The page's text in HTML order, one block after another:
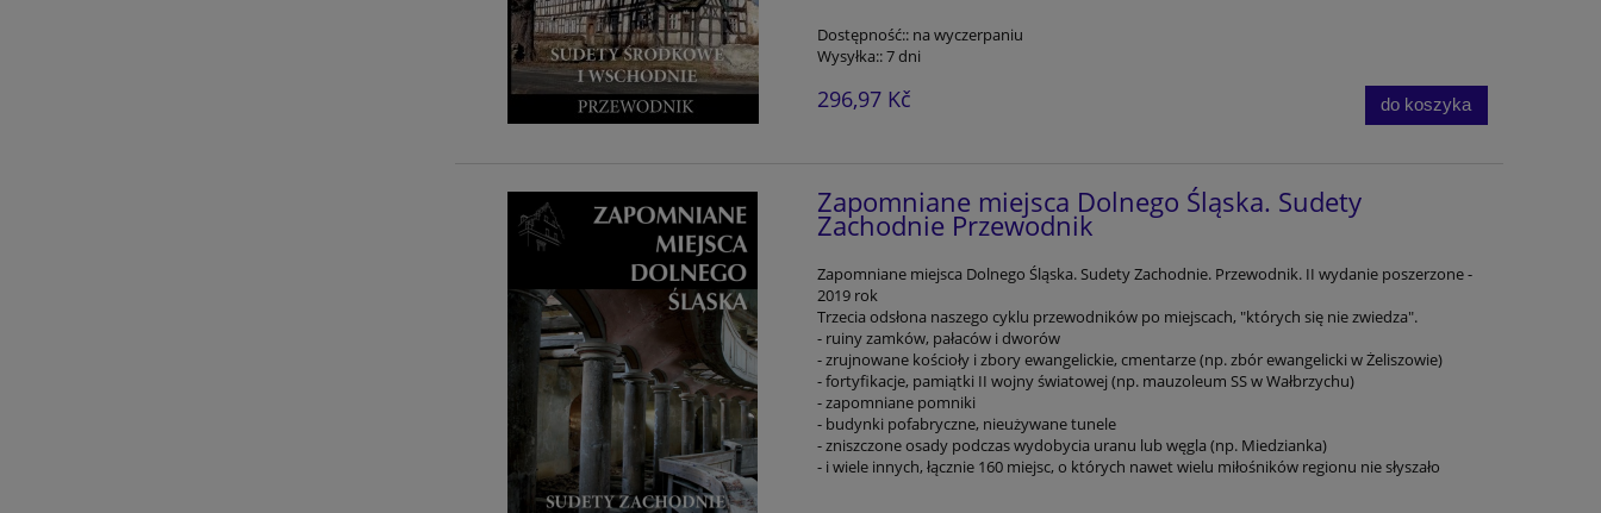
Dostępność:: na wyczerpaniu
Wysyłka::7 dni
296,97 Kč do koszyka
Zapomniane miejsca Dolnego Śląska. Sudety
Zachodnie Przewodnik
Zapomniane miejsca Dolnego Śląska. Sudety Zachodnie. Przewodnik. II wydanie poszerzone -
2019 rok
Trzecia odsłona naszego cyklu przewodników po miejscach, "których się nie zwiedza".
- ruiny zamków, pałaców i dworów
- zrujnowane kościoły i zbory ewangelickie, cmentarze (np. zbór ewangelicki w Żeliszowie)
- fortyfikacje, pamiątki II wojny światowej (np. mauzoleum SS w Wałbrzychu)
- zapomniane pomniki
- budynki pofabryczne, nieużywane tunele
- zniszczone osady podczas wydobycia uranu lub węgla (np. Miedzianka)
- i wiele innych, łącznie 160 miejsc, o których nawet wielu miłośników regionu nie słyszało